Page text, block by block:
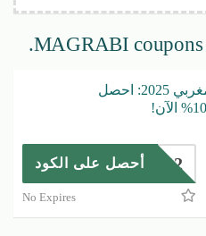
كود خصم مغربي 2025: احصل
K2 أحصل على الكود
No Expires